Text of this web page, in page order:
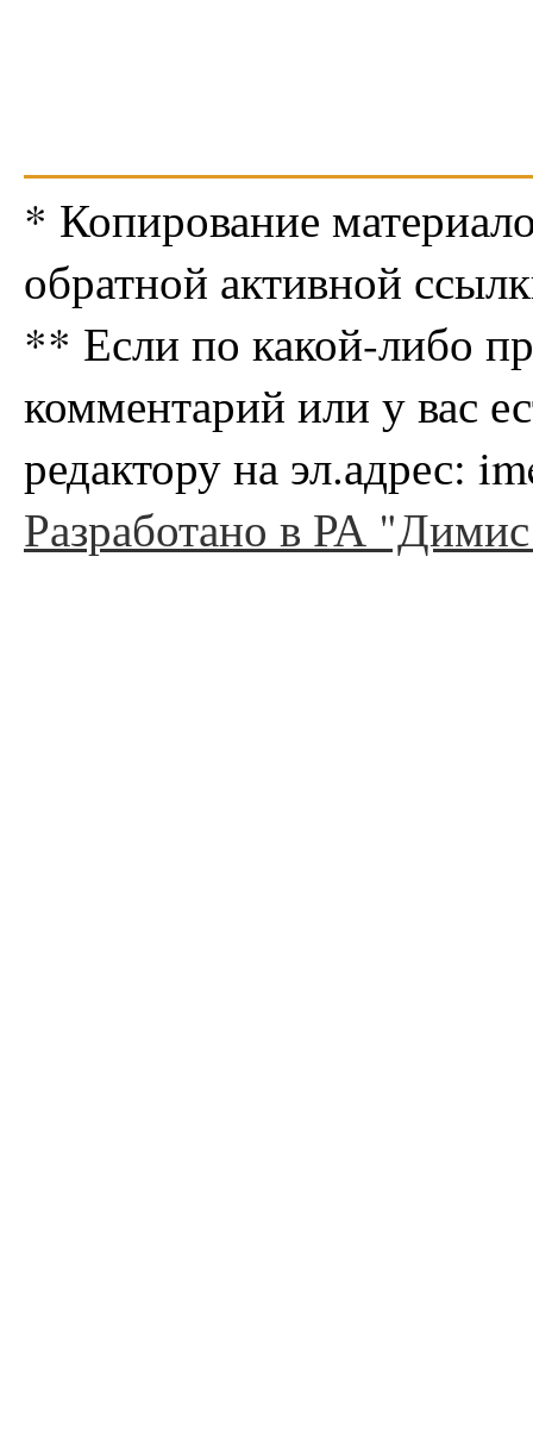
* Копирование
обратной активной
** Если по какой-либо
комментарий или у вас
редактору на эл.адрес:
Разработано в РА